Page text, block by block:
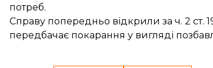
потреб.
Справу попередньо відкрили за ч. 2 ст.
передбачає покарання у вигляді